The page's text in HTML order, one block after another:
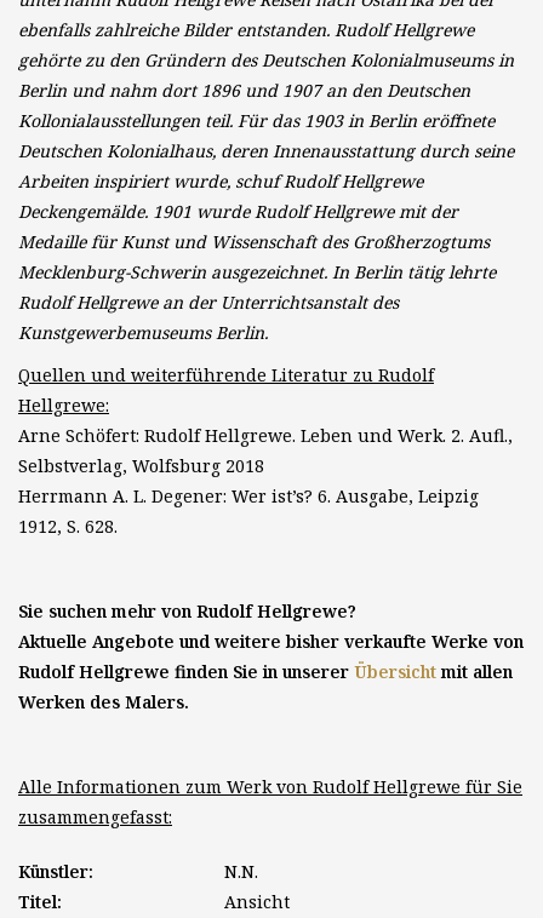
ebenfalls zahlreiche Bilder entstanden. Rudolf Hellgrewe
gehörte zu den Gründern des Deutschen Kolonialmuseums in
Berlin und nahm dort 1896 und 1907 an den Deutschen
Kollonialausstellungen teil. Für das 1903 in Berlin eröffnete
Deutschen Kolonialhaus, deren Innenausstattung durch seine
Arbeiten inspiriert wurde, schuf Rudolf Hellgrewe
Deckengemälde. 1901 wurde Rudolf Hellgrewe mit der
Medaille für Kunst und Wissenschaft des Großherzogtums
Mecklenburg-Schwerin ausgezeichnet. In Berlin tätig lehrte
Rudolf Hellgrewe an der Unterrichtsanstalt des
Kunstgewerbemuseums Berlin.
Quellen und weiterführende Literatur zu Rudolf
Hellgrewe:
Arne Schöfert: Rudolf Hellgrewe. Leben und Werk. 2. Aufl.,
Selbstverlag, Wolfsburg 2018
Herrmann A. L. Degener: Wer ist’s? 6. Ausgabe, Leipzig
1912, S. 628.
Sie suchen mehr von Rudolf Hellgrewe?
Aktuelle Angebote und weitere bisher verkaufte Werke von
Rudolf Hellgrewe finden Sie in unserer Übersichtmit allen
Werken des Malers.
Alle Informationen zum Werk von Rudolf Hellgrewe für Sie
zusammengefasst:
Künstler:
N.N.
Titel:
Ansicht